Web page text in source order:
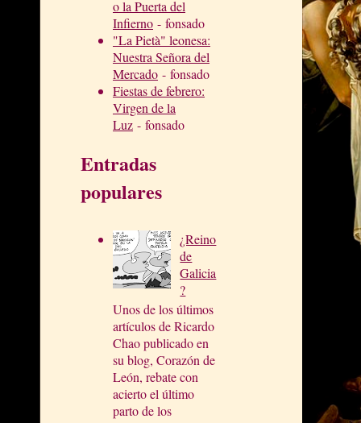
o la Puerta del
Infierno - fonsado
"La Pietà" leonesa:
Nuestra Señora del
Mercado - fonsado
Fiestas de febrero:
Virgen de la
Luz - fonsado
Entradas
populares
¿Reino
de
Galicia
?
Unos de los últimos
artículos de Ricardo
Chao publicado en
su blog, Corazón de
León, rebate con
acierto el último
parto de los